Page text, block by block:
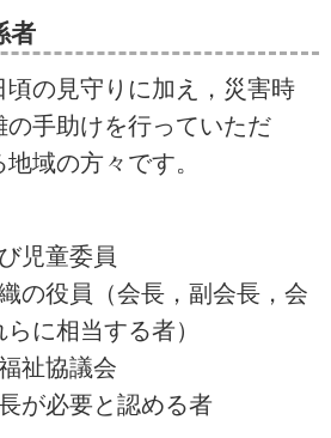
者
の見守りに加え，災害時
手助けを行っていただ
域の方々です。
児童委員
の役員（会長，副会長，会
らに相当する者）
祉協議会
が必要と認める者